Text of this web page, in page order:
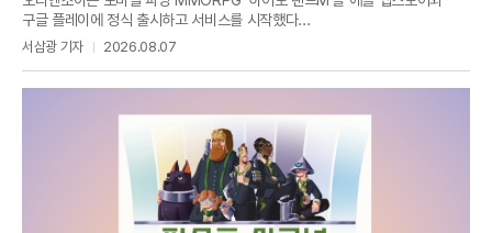
구글 플레이에 정식 출시하고 서비스를 시작했다...
서삼광 기자 2026.08.07